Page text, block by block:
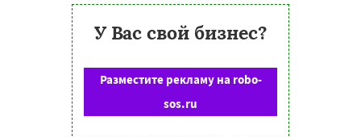
У Вас свой бизнес?
Разместите рекламу на robo-
sos.ru